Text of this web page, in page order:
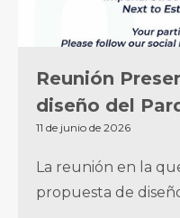
Reunión
diseño del
11 de junio de 2026
La reunión en la
propuesta de